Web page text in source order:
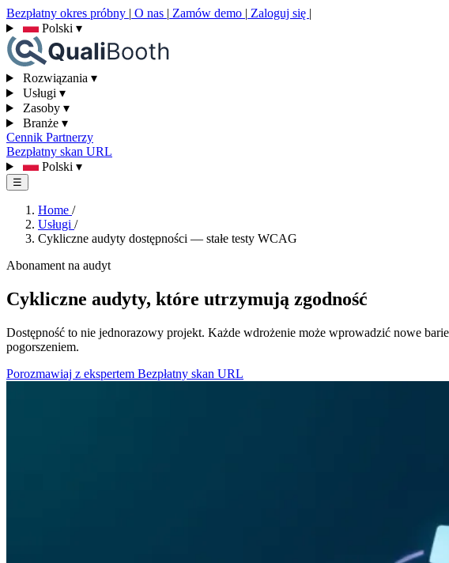
Bezpłatny okres próbny | O nas | Zamów demo | Zaloguj się |
Polski ▾
Rozwiązania ▾
Usługi ▾
Zasoby ▾
Branże ▾
Cennik Partnerzy
Bezpłatny skan URL
Polski ▾
☰
Home /
Usługi /
Cykliczne audyty dostępności — stałe testy WCAG
Abonament na audyt
Cykliczne audyty, które utrzymują zgodność
Dostępność to nie jednorazowy projekt. Każde wdrożenie może wprowadzić nowe
pogorszeniem.
Porozmawiaj z ekspertem Bezpłatny skan URL